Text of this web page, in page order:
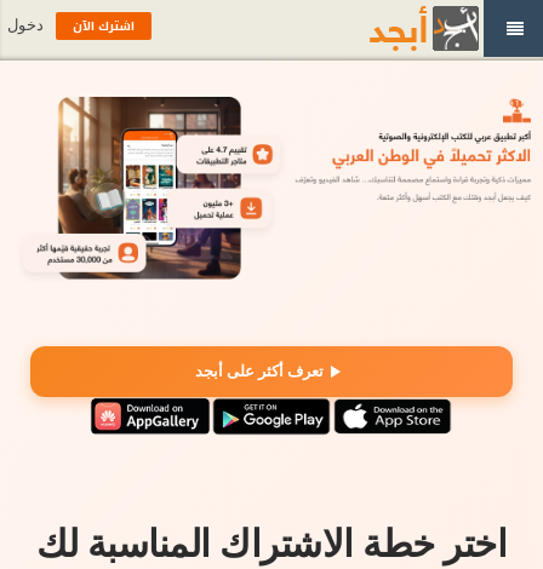
تعرف أكثر على أبجد
اختر خطة الاشتراك المناسبة لك
اشترك الآن دخول